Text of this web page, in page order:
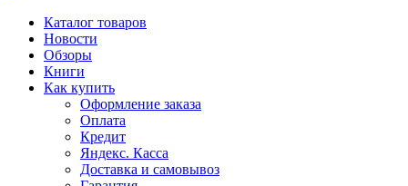
Каталог товаров
Новости
Обзоры
Книги
Как купить
Оформление заказа
Оплата
Кредит
Яндекс. Касса
Доставка и самовывоз